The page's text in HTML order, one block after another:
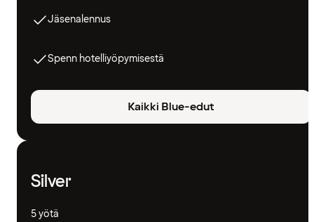
Jäsenalennus
Spenn hotelliyöpymisestä
Kaikki Blue-edut
Silver
5 yötä